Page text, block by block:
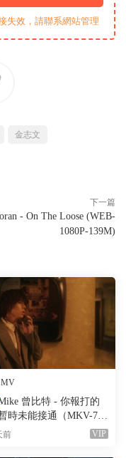
失效，請聯系網站管理
金志文
下一篇
- On The Loose (WEB-
1080P-139M)
曾比特 - 你報打的
時未能接通（MKV-701
前 VIP